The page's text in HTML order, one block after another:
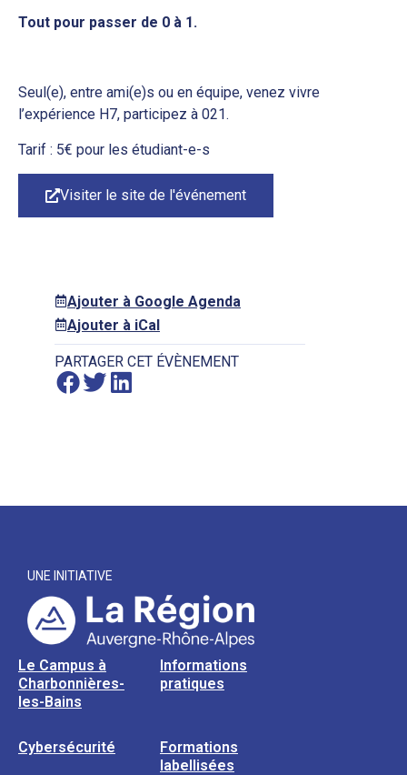
Tout pour passer de 0 à 1.
Seul(e), entre ami(e)s ou en équipe, venez vivre
l’expérience H7, participez à 021.
Tarif : 5€ pour les étudiant-e-s
Visiter le site de l'événement
Ajouter à Google Agenda
Ajouter à iCal
PARTAGER CET ÉVÈNEMENT
UNE INITIATIVE
Le Campus à
Charbonnières-
les-Bains
Informations
pratiques
Cybersécurité
Formations
labellisées